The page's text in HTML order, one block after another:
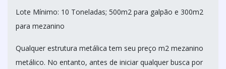
Lote Mínimo: 10 Toneladas; 500m2 para galpão e 300m2
para mezanino
Qualquer estrutura metálica tem seu preço m2 mezanino
metálico. No entanto, antes de iniciar qualquer busca por